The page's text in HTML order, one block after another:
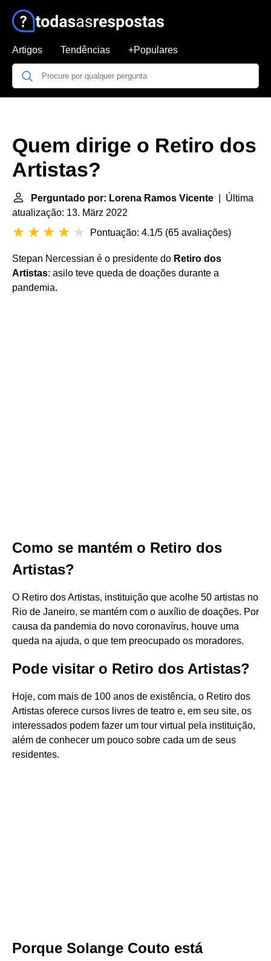
Artigos Tendências +Populares
Quem dirige o Retiro dos
Artistas?
Perguntado por: Lorena Ramos Vicente | Última
atualização: 13. März 2022
Pontuação: 4.1/5 (65 avaliações)
Stepan Nercessian é o presidente do Retiro dos
Artistas: asilo teve queda de doações durante a
pandemia.
Como se mantém o Retiro dos
Artistas?
O Retiro dos Artistas, instituição que acolhe 50 artistas no
Rio de Janeiro, se mantém com o auxílio de doações. Por
causa da pandemia do novo coronavírus, houve uma
queda na ajuda, o que tem preocupado os moradores.
Pode visitar o Retiro dos Artistas?
Hoje, com mais de 100 anos de existência, o Retiro dos
Artistas oferece cursos livres de teatro e, em seu site, os
interessados podem fazer um tour virtual pela instituição,
além de conhecer um pouco sobre cada um de seus
residentes.
Porque Solange Couto está